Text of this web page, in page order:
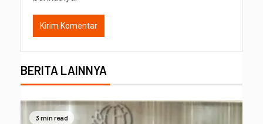
BERITA LAINNYA
3 min read